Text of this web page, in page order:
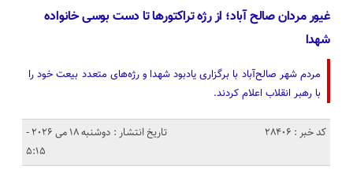
غیور مردان صالح آباد؛ از رژه تراکتورها تا دست بوسی خانواده
شهدا
مردم شهر صالح‌آباد با برگزاری یادبود شهدا و رژه‌های متعدد بیعت خود را
با رهبر انقلاب اعلام کردند.
کد خبر : 28406
تاریخ انتشار : دوشنبه 18 می 2026 -
5:15